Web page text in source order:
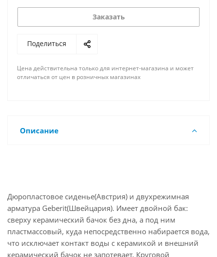
Заказать
Поделиться
Цена действительна только для интернет-магазина и может
отличаться от цен в розничных магазинах
Описание
Дюропластовое сиденье(Австрия) и двухрежимная
арматура Geberit(Швейцария). Имеет двойной бак:
сверху керамический бачок без дна, а под ним
пластмассовый, куда непосредственно набирается вода,
что исключает контакт воды с керамикой и внешний
керамический бачок не запотевает, Круговой